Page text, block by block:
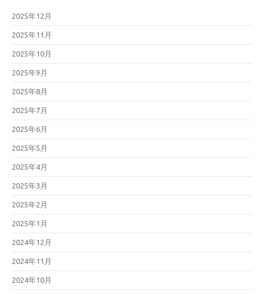
2025年12月
2025年11月
2025年10月
2025年9月
2025年8月
2025年7月
2025年6月
2025年5月
2025年4月
2025年3月
2025年2月
2025年1月
2024年12月
2024年11月
2024年10月